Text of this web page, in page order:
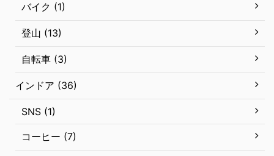
バイク (1)
登山 (13)
自転車 (3)
インドア (36)
SNS (1)
コーヒー (7)